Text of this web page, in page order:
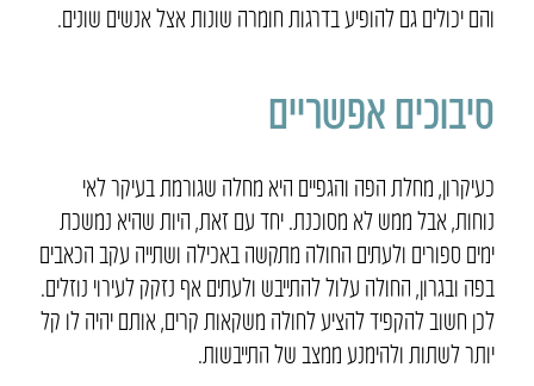
והם יכולים גם להופיע בדרגות חומרה שונות אצל אנשים שונים.
סיבוכים אפשריים
כעיקרון, מחלת הפה והגפיים היא מחלה שגורמת בעיקר לאי
נוחות, אבל ממש לא מסוכנת. יחד עם זאת, היות שהיא נמשכת
ימים ספורים ולעתים החולה מתקשה באכילה ושתייה עקב הכאבים
בפה ובגרון, החולה עלול להתייבש ולעתים אף נזקק לעירוי נוזלים.
לכן חשוב להקפיד להציע לחולה משקאות קרים, אותם יהיה לו קל
יותר לשתות ולהימנע ממצב של התייבשות.